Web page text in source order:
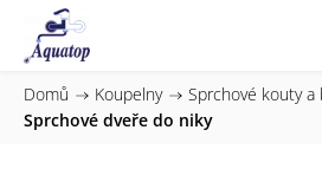
Domů / Koupelny / Sprchové kouty a
Sprchové dveře do niky